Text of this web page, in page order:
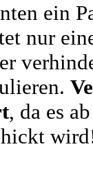
ein
nur
, da es